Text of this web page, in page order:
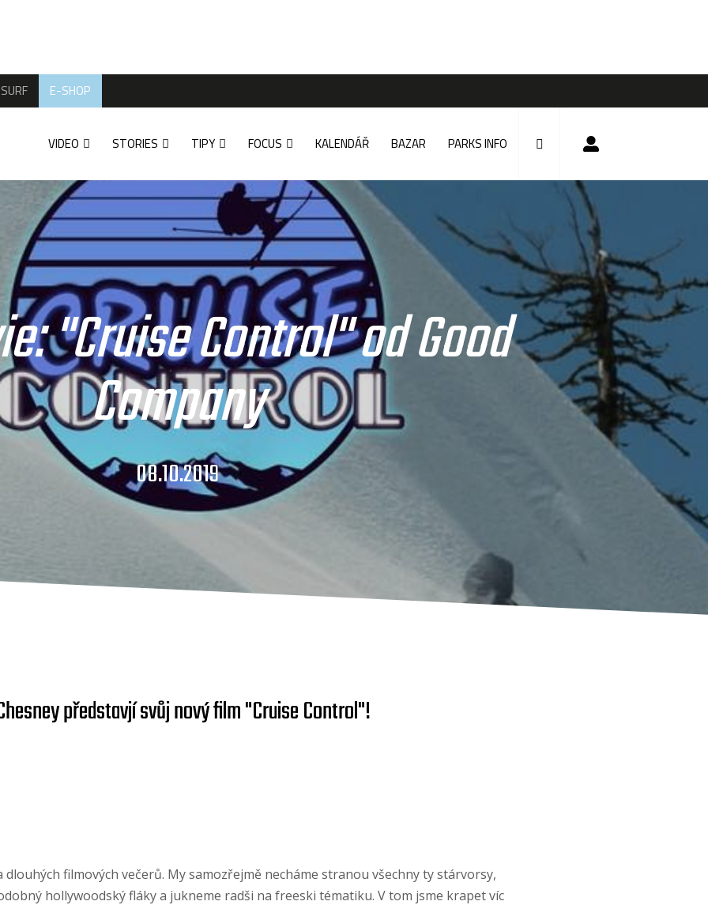
SURF E-SHOP
VIDEO STORIES TIPY FOCUS KALENDÁŘ BAZAR PARKS INFO
"Cruise Control" od Good
Company
08.10.2019
představjí svůj nový film "Cruise Control"!
dlouhých filmových večerů. My samozřejmě necháme stranou všechny ty stárvorsy,
hollywoodský fláky a jukneme radši na freeski tématiku. V tom jsme krapet víc